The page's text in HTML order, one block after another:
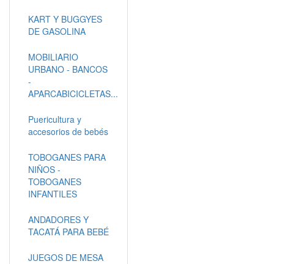
KART Y BUGGYES
DE GASOLINA
MOBILIARIO
URBANO - BANCOS
-
APARCABICICLETAS...
Puericultura y
accesorios de bebés
TOBOGANES PARA
NIÑOS -
TOBOGANES
INFANTILES
ANDADORES Y
TACATÁ PARA BEBÉ
JUEGOS DE MESA